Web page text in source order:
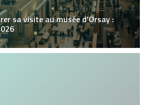
sa visite au musée d’Orsay :